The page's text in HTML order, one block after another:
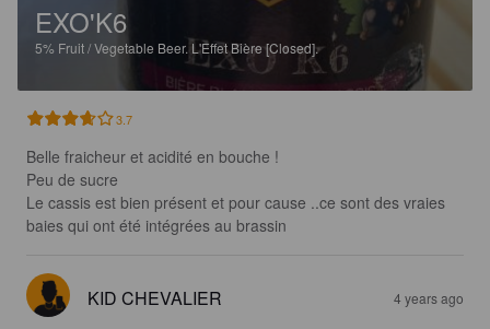
EXO'K6
5% Fruit / Vegetable Beer. L'Effet Bière [Closed].
3.7
Belle fraicheur et acidité en bouche !
Peu de sucre
Le cassis est bien présent et pour cause ..ce sont des vraies
baies qui ont été intégrées au brassin
KID CHEVALIER 4 years ago